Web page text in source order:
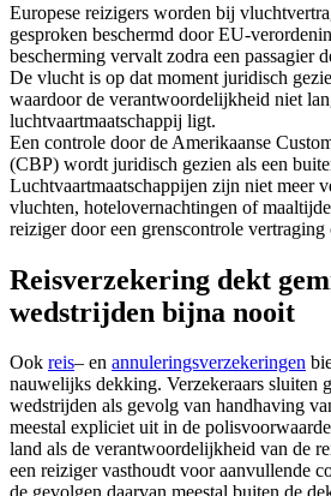
Europese reizigers worden bij
gesproken beschermd door EU-
bescherming vervalt zodra een passagier
De vlucht is op dat moment juridisch
waardoor de verantwoordelijkheid niet
luchtvaartmaatschappij ligt.
Een controle door de Amerikaanse
(CBP) wordt juridisch gezien als een
Luchtvaartmaatschappijen zijn niet meer
vluchten, hotelovernachtingen of
reiziger door een grenscontrole vertraging
Reisverzekering dekt
wedstrijden bijna nooit
Ook reis– en annuleringsverzekeringen
nauwelijks dekking. Verzekeraars sluiten
wedstrijden als gevolg van handhaving
meestal expliciet uit in de
land als de verantwoordelijkheid van de
een reiziger vasthoudt voor aanvullende